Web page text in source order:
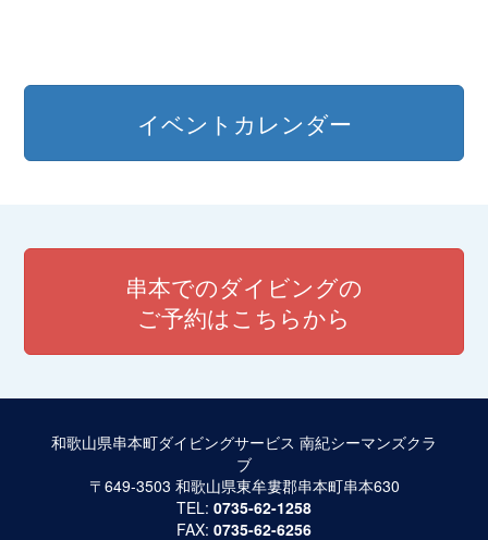
イベントカレンダー
串本でのダイビングの
ご予約はこちらから
和歌山県串本町ダイビングサービス 南紀シーマンズクラ
ブ
〒649-3503 和歌山県東牟婁郡串本町串本630
TEL: 0735-62-1258
FAX: 0735-62-6256